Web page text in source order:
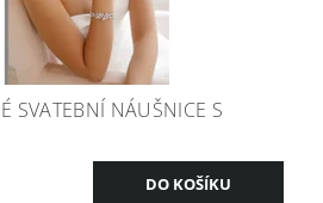
SVATEBNÍ NÁUŠNICE S